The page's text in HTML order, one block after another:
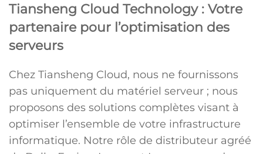
Tiansheng Cloud Technology : Votre
partenaire pour l’optimisation des
serveurs
Chez Tiansheng Cloud, nous ne fournissons
pas uniquement du matériel serveur ; nous
proposons des solutions complètes visant à
optimiser l’ensemble de votre infrastructure
informatique. Notre rôle de distributeur agréé